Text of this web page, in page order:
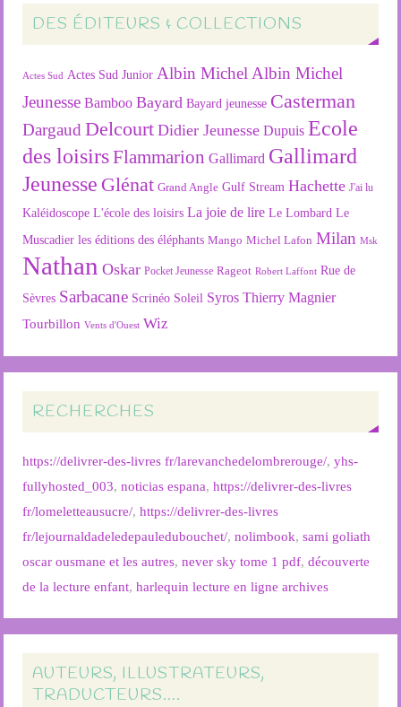
DES ÉDITEURS & COLLECTIONS
Actes Sud Actes Sud Junior Albin Michel Albin Michel
Jeunesse Bamboo Bayard Bayard jeunesse Casterman
Dargaud Delcourt Didier Jeunesse Dupuis Ecole
des loisirsFlammarion Gallimard Gallimard
Jeunesse Glénat Grand Angle Gulf Stream Hachette J'ai lu
Kaléidoscope L'école des loisirs La joie de lire Le Lombard Le
Muscadier les éditions des éléphants Mango Michel Lafon Milan Msk
Nathan Oskar Pocket Jeunesse Rageot Robert Laffont Rue de
Sèvres Sarbacane Scrinéo Soleil Syros Thierry Magnier
Tourbillon Vents d'Ouest Wiz
RECHERCHES
https://delivrer-des-livres fr/larevanchedelombrerouge/,yhs-
fullyhosted_003,noticias espana,https://delivrer-des-livres
fr/lomeletteausucre/,https://delivrer-des-livres
fr/lejournaldadeledepauledubouchet/,nolimbook,sami goliath
oscar ousmane et les autres,never sky tome 1 pdf,découverte
de la lecture enfant,harlequin lecture en ligne archives
AUTEURS, ILLUSTRATEURS,
TRADUCTEURS….